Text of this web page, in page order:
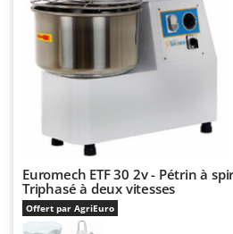
Euromech ETF 30 2v - Pétrin à
Triphasé à deux vitesses
Offert par AgriEuro